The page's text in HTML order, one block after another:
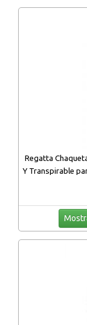
Regatta
Y Transpirable